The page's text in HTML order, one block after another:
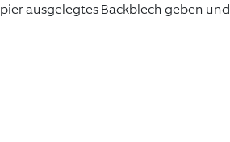
ausgelegtes Backblech geben und